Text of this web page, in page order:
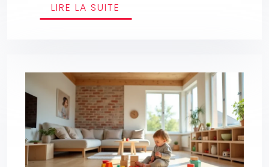
LIRE LA SUITE